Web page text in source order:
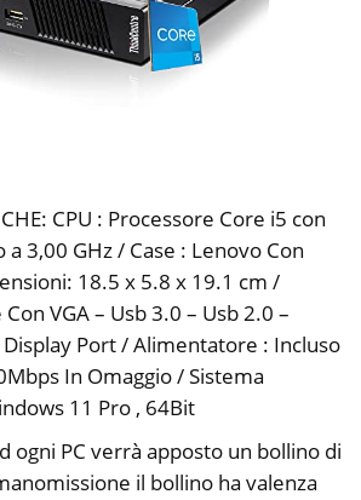
CPU : Processore Core i5 con
3,00 GHz / Case : Lenovo Con
18.5 x 5.8 x 19.1 cm /
VGA – Usb 3.0 – Usb 2.0 –
Display Port / Alimentatore : Incluso
In Omaggio / Sistema
11 Pro , 64Bit
ogni PC verrà apposto un bollino di
il bollino ha valenza